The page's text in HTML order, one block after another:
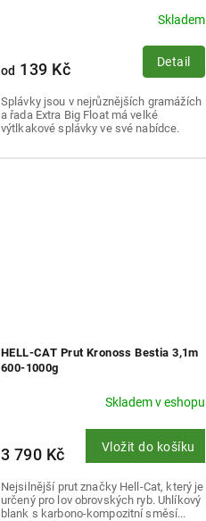
Skladem
od 139 Kč Detail
Splávky jsou v nejrůznějších gramážích
a řada Extra Big Float má velké
výtlkakové splávky ve své nabídce.
HELL-CAT Prut Kronoss Bestia 3,1m
600-1000g
Skladem v eshopu
3 790 Kč Vložit do košíku
Nejsilnější prut značky Hell-Cat, který je
určený pro lov obrovských ryb. Uhlíkový
blank s karbono-kompozitní směsí...